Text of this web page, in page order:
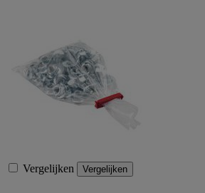
Vergelijken Vergelijken